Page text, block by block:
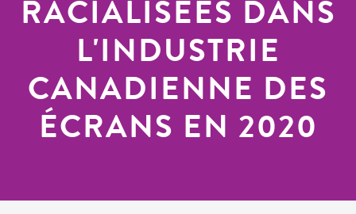
RACIALISÉES DANS
L'INDUSTRIE
CANADIENNE DES
ÉCRANS EN 2020